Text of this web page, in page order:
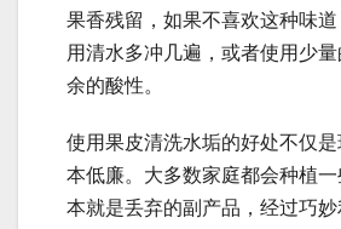
果香残留，如果不喜欢这种味
用清水多冲几遍，或者使用少
余的酸性。
使用果皮清洗水垢的好处不仅
本低廉。大多数家庭都会种植
本就是丢弃的副产品，经过巧